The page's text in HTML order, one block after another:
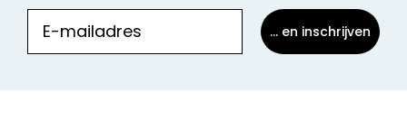
... en inschrijven